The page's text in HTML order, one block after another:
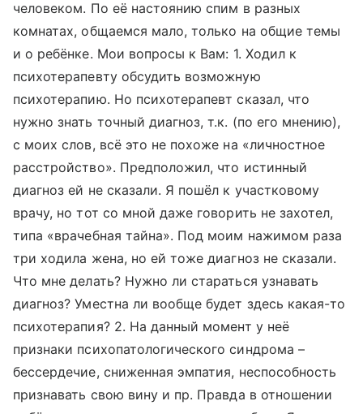
человеком. По её настоянию спим в разных
комнатах, общаемся мало, только на общие темы
и о ребёнке. Мои вопросы к Вам: 1. Ходил к
психотерапевту обсудить возможную
психотерапию. Но психотерапевт сказал, что
нужно знать точный диагноз, т.к. (по его мнению),
с моих слов, всё это не похоже на «личностное
расстройство». Предположил, что истинный
диагноз ей не сказали. Я пошёл к участковому
врачу, но тот со мной даже говорить не захотел,
типа «врачебная тайна». Под моим нажимом раза
три ходила жена, но ей тоже диагноз не сказали.
Что мне делать? Нужно ли стараться узнавать
диагноз? Уместна ли вообще будет здесь какая-то
психотерапия? 2. На данный момент у неё
признаки психопатологического синдрома –
бессердечие, сниженная эмпатия, неспособность
признавать свою вину и пр. Правда в отношении